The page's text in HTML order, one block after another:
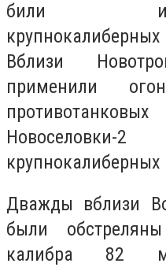
били из
Вблизи
применили
крупнокалиберных
Дважды вблизи
были
калибра 82